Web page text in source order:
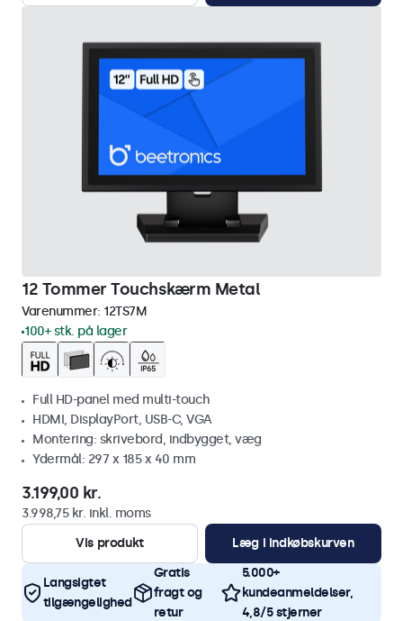
12 Tommer Touchskærm Metal
Varenummer: 12TS7M
100+ stk. på lager
Full HD-panel med multi-touch
HDMI, DisplayPort, USB-C, VGA
Montering: skrivebord, indbygget, væg
Ydermål: 297 x 185 x 40 mm
3.199,00 kr.
3.998,75 kr. inkl. moms
Vis produkt
Læg i indkøbskurven
Langsigtet
tilgængelighed
Gratis
fragt og
retur
5.000+
kundeanmeldelser,
4,8/5 stjerner